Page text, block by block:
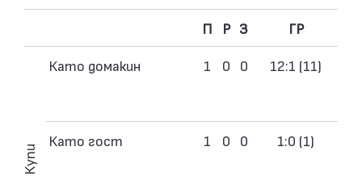
П Р З ГР
Купи
Като домакин 1 0 0 12:1 (11)
Като гост 1 0 0 1:0 (1)